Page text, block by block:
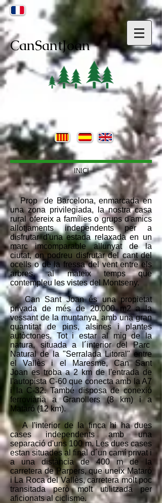
CanSantJoan
INICI
Prop de Barcelona, enmarcada en
una zona privilegiada, la nostra casa
rural ofereix a famílies o grups d'amics
allotjaments independents per a
disfrutar d'una estada relaxada en un
marc imcomparable allunyat de la
ciutat, on podreu disfrutar del cant del
ocells o de la fressa del vent entre els
arbres, al mateix temps que
contempleu les vistes del Montseny.
Can Sant Joan és una propietat
privada de més de 20.000 m2 a la
vessant de la muntanya, amb una gran
quantitat de pins, alsines i plantes
autòctones. Tot i estar al mig de la
natura, situada a l´interior del Parc
Natural de la "Serralada Litoral" entre
el Vallès i el Maresme, Can Sant
Joan es troba a 2 km de l'entrada de
l'autopista C-60 que conecta amb la A7
i la C-32. També disposa de conexió
ferroviària a Granollers (8 km) i a
Mataró (12 km).
A l'interior de la finca hi ha dues
cases independents amb una
separació d'uns 100 m. Les dues cases
estan situades al final d´un camí privat i
a una distància de 400 m de la
carretera de Parpers, que uneix Mataró
i La Roca del Vallès, carretera molt poc
transitada però molt utilitzada per
aficionats al ciclisme.